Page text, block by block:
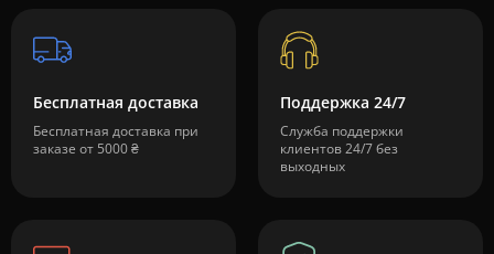
Бесплатная доставка
Бесплатная доставка при
заказе от 5000 ₴
Поддержка 24/7
Служба поддержки
клиентов 24/7 без
выходных